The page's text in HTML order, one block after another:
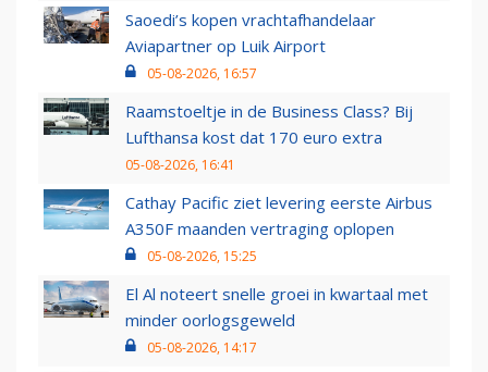
Saoedi’s kopen vrachtafhandelaar
Aviapartner op Luik Airport
05-08-2026, 16:57
Raamstoeltje in de Business Class? Bij
Lufthansa kost dat 170 euro extra
05-08-2026, 16:41
Cathay Pacific ziet levering eerste Airbus
A350F maanden vertraging oplopen
05-08-2026, 15:25
El Al noteert snelle groei in kwartaal met
minder oorlogsgeweld
05-08-2026, 14:17